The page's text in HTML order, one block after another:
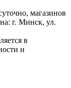
магазинов
г. Минск, ул.
в
и